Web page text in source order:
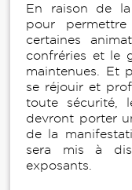
En raison de
pour
certaines
confréries et le
maintenues. Et
se réjouir et
toute sécurité,
devront porter
de la
sera mis à
exposants.